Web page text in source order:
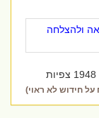
ולהצלחה
צפיות
חידוש לא ראוי)